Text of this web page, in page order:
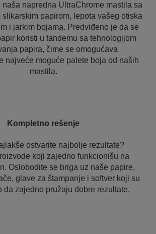
naša napredna UltraChrome mastila sa
papirom, lepota vašeg otiska
i jarkim bojama. Predviđeno je da se
koristi u tandemu sa tehnologijom
papira, čime se omogućava
najveće moguće palete boja od naših
mastila.
Kompletno rešenje
ostvarite najbolje rezultate?
koji zajedno funkcionišu na
Oslobodite se briga uz naše papire,
glave za štampanje i softver koji su
da zajedno pružaju dobre rezultate.